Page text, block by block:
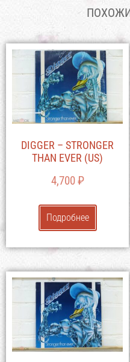
DIGGER – STRONGER
THAN EVER (US)
4,700₽
Подробнее